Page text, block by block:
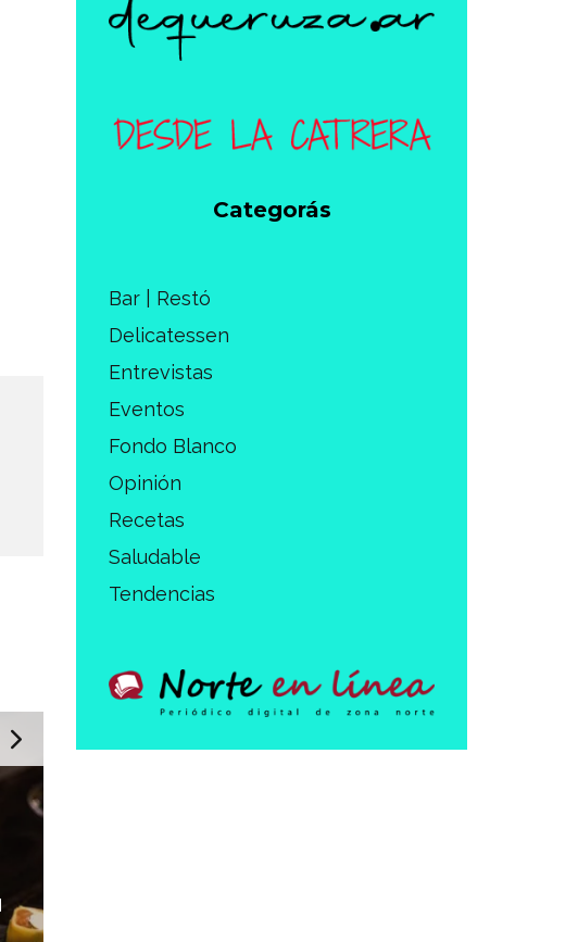
Categorás
Bar | Restó
Delicatessen
Entrevistas
Eventos
Fondo Blanco
Opinión
Recetas
Saludable
Tendencias